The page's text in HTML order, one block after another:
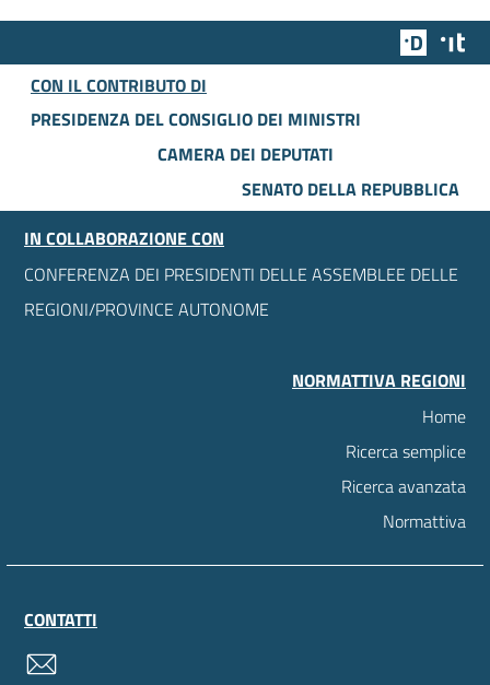
Team
CON IL CONTRIBUTO DI
PRESIDENZA DEL CONSIGLIO DEI MINISTRI
CAMERA DEI DEPUTATI
SENATO DELLA REPUBBLICA
IN COLLABORAZIONE CON
CONFERENZA DEI PRESIDENTI DELLE ASSEMBLEE DELLE
REGIONI/PROVINCE AUTONOME
NORMATTIVA REGIONI
Home
Ricerca semplice
Ricerca avanzata
Normattiva
CONTATTI